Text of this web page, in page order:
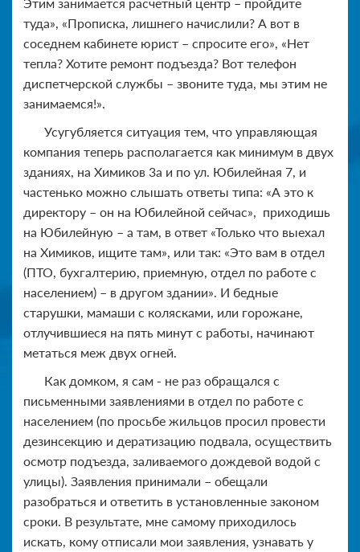
туда», «Прописка, лишнего начислили? А вот в
соседнем кабинете юрист – спросите его», «Нет
тепла? Хотите ремонт подъезда? Вот телефон
диспетчерской службы – звоните туда, мы этим не
занимаемся!».
Усугубляется ситуация тем, что управляющая
компания теперь располагается как минимум в двух
зданиях, на Химиков 3а и по ул. Юбилейная 7, и
частенько можно слышать ответы типа: «А это к
директору – он на Юбилейной сейчас», приходишь
на Юбилейную – а там, в ответ «Только что выехал
на Химиков, ищите там», или так: «Это вам в отдел
(ПТО, бухгалтерию, приемную, отдел по работе с
населением) – в другом здании». И бедные
старушки, мамаши с колясками, или горожане,
отлучившиеся на пять минут с работы, начинают
метаться меж двух огней.
Как домком, я сам - не раз обращался с
письменными заявлениями в отдел по работе с
населением (по просьбе жильцов просил провести
дезинсекцию и дератизацию подвала, осуществить
осмотр подъезда, заливаемого дождевой водой с
улицы). Заявления принимали – обещали
разобраться и ответить в установленные законом
сроки. В результате, мне самому приходилось
искать, кому отписали мои заявления, узнавать у